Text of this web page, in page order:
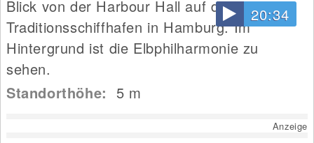
20:34
Blick von der Harbour Hall auf den
Traditionsschiffhafen in Hamburg. Im
Hintergrund ist die Elbphilharmonie zu
sehen.
Standorthöhe: 5 m
Anzeige